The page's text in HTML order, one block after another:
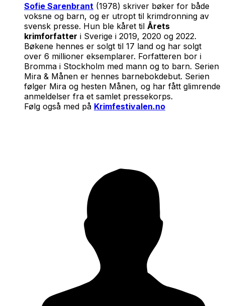
Sofie Sarenbrant (1978) skriver bøker for både
voksne og barn, og er utropt til krimdronning av
svensk presse. Hun ble kåret til Årets
krimforfatter i Sverige i 2019, 2020 og 2022.
Bøkene hennes er solgt til 17 land og har solgt
over 6 millioner eksemplarer. Forfatteren bor i
Bromma i Stockholm med mann og to barn. Serien
Mira & Månen er hennes barnebokdebut. Serien
følger Mira og hesten Månen, og har fått glimrende
anmeldelser fra et samlet pressekorps.
Følg også med på Krimfestivalen.no